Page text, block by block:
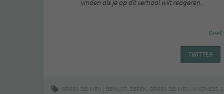
vinden als je op dit verhaal wilt reageren.
TWITTER
GROEN DENKEN BEWUST, DEREK, GROEN DENKEN, KINDNESS,